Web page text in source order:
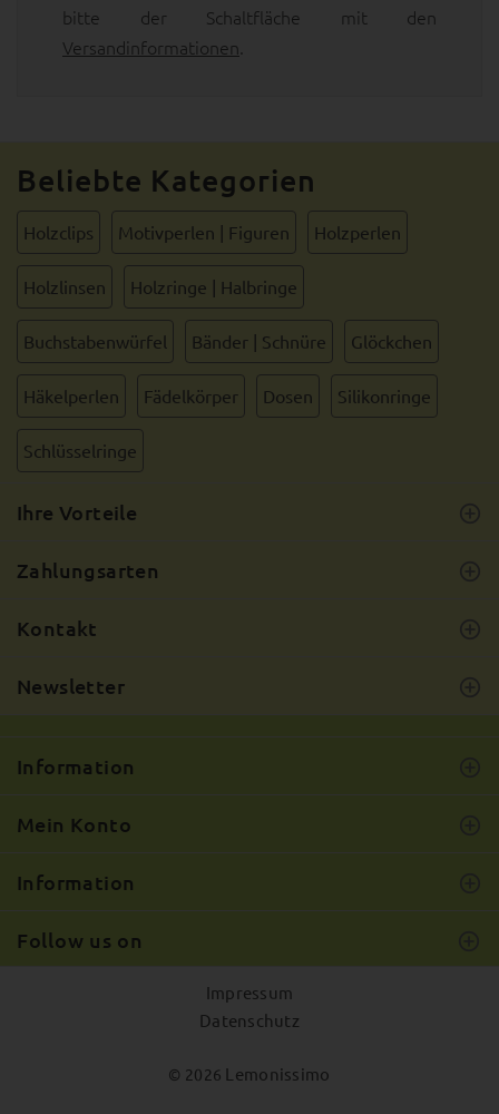
bitte der Schaltfläche mit den
Versandinformationen
Beliebte Kategorien
Holzclips Motivperlen | Figuren Holzperlen
Holzlinsen Holzringe | Halbringe
Buchstabenwürfel Bänder | Schnüre Glöckchen
Häkelperlen Fädelkörper Dosen Silikonringe
Schlüsselringe
Ihre Vorteile
Zahlungsarten
Kontakt
Newsletter
Information
Mein Konto
Information
Follow us on
Impressum
Datenschutz
© 2026 Lemonissimo